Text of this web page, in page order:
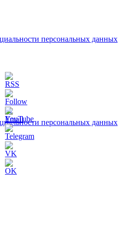
персональных данных
персональных данных